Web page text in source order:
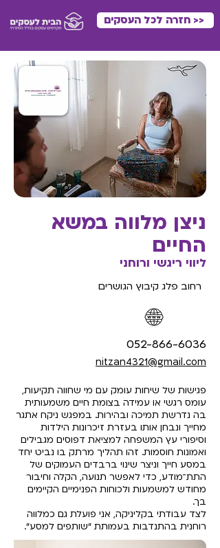
<< חזרה לכל העסקים
ניצן מלווה במשא
החיים
ליווי ריגשי ורוחני
רחוב פלג קיבוץ הגושרים
052-866-6036
nitzan4321@gmail.com
פגישות של שיחות עומק עם מי שחווה תקיעות,
עומס רגשי או עמידה בצומת חיים משמעותית
בה נדרשת תמיכה ובהירות. במפגש ניקח אתגר
מחייך ונבחן אותו בעזרת זיכרונות הילדות
וסיפורי עץ המשפחה למציאת דפוסים מגבילים
ואמונות חוסמות. זהו תהליך מרתק בו נביט יחד
במסע חייך וניצר שינוי ברבדים העמוקים של
התת־מודע, כדי לאפשר תנועה, הקלה וחיבור
מחודש למשמעות ולכוחות הפנימיים הקיימים
בך.
לצד עבודתי בקליניקה, אני פועלת גם כמלווה
רוחנית בהתנדבות בעמותת "שותפים למסע".